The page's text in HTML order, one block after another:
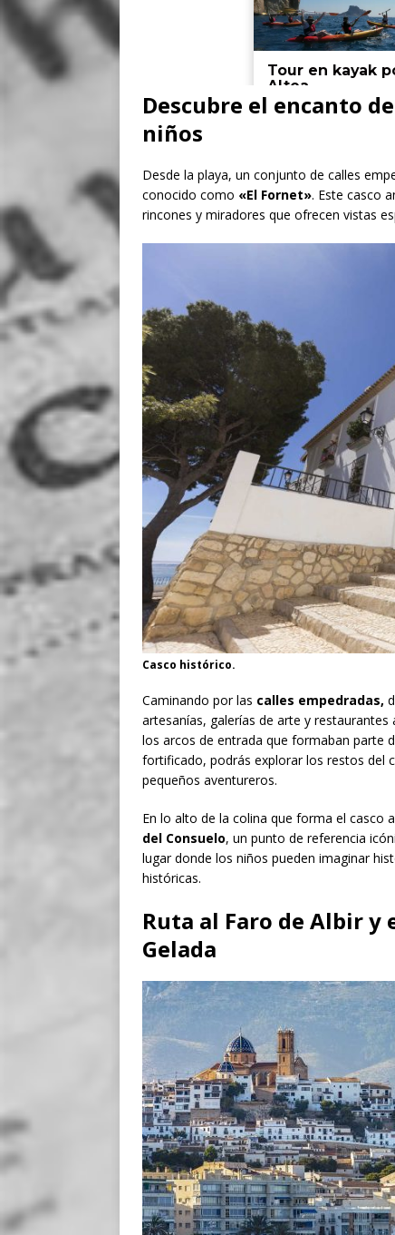
Descubre el encanto
niños
Desde la playa, un conjunto de calles
conocido como «El Fornet». Este casco
rincones y miradores que ofrecen vistas
Casco histórico.
Caminando por las calles empedradas,
artesanías, galerías de arte y
los arcos de entrada que formaban parte
fortificado, podrás explorar los restos del
pequeños aventureros.
En lo alto de la colina que forma el casco
del Consuelo, un punto de referencia
lugar donde los niños pueden imaginar
históricas.
Ruta al Faro de Albir y
Gelada